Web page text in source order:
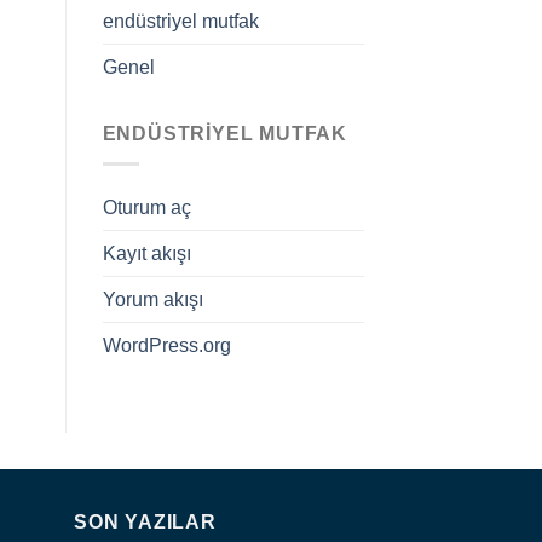
endüstriyel mutfak
Genel
ENDÜSTRIYEL MUTFAK
Oturum aç
Kayıt akışı
Yorum akışı
WordPress.org
SON YAZILAR